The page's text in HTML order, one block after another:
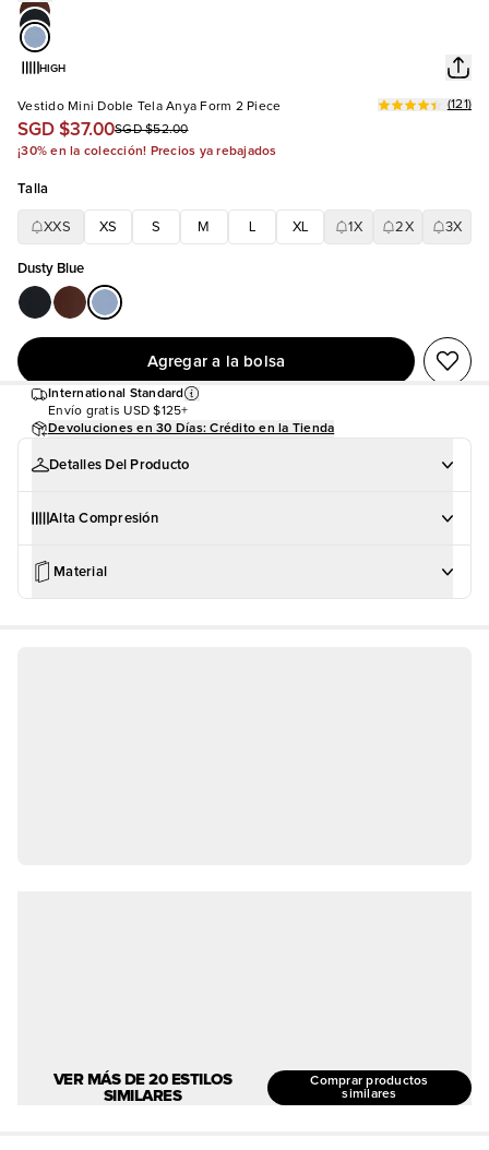
HIGH
Vestido Mini Doble Tela Anya Form 2 Piece
SGD $37.00SGD $52.00
(121)
¡30% en la colección! Precios ya rebajados
Talla
XXS XS S M XL 1X 2X 3X
Dusty Blue
Agregar a la bolsa
International Standard
Envío gratis USD $125+
Devoluciones en 30 Días: Crédito en la Tienda
Detalles Del Producto
Alta Compresión
Material
VER MÁS DE 20 ESTILOS
SIMILARES
Comprar productos
similares